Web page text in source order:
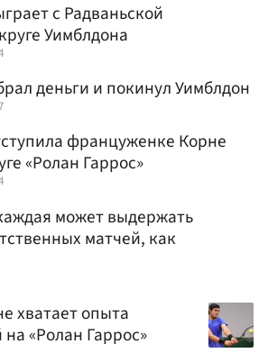
с Радваньской
Уимблдона
деньги и покинул Уимблдон
француженке Корне
«Ролан Гаррос»
может выдержать
матчей, как
хватает опыта
«Ролан Гаррос»